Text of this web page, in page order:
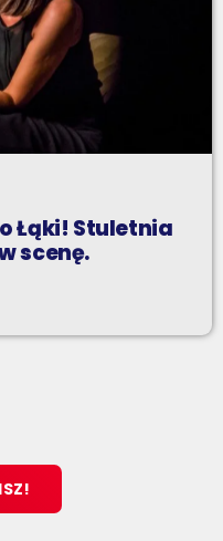
Łąki! Stuletnia
scenę.